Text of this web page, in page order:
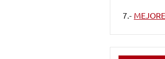
7.-